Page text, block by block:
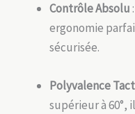
Contrôle Absolu
ergonomie
sécurisée.
Polyvalence
supérieur à 60°,